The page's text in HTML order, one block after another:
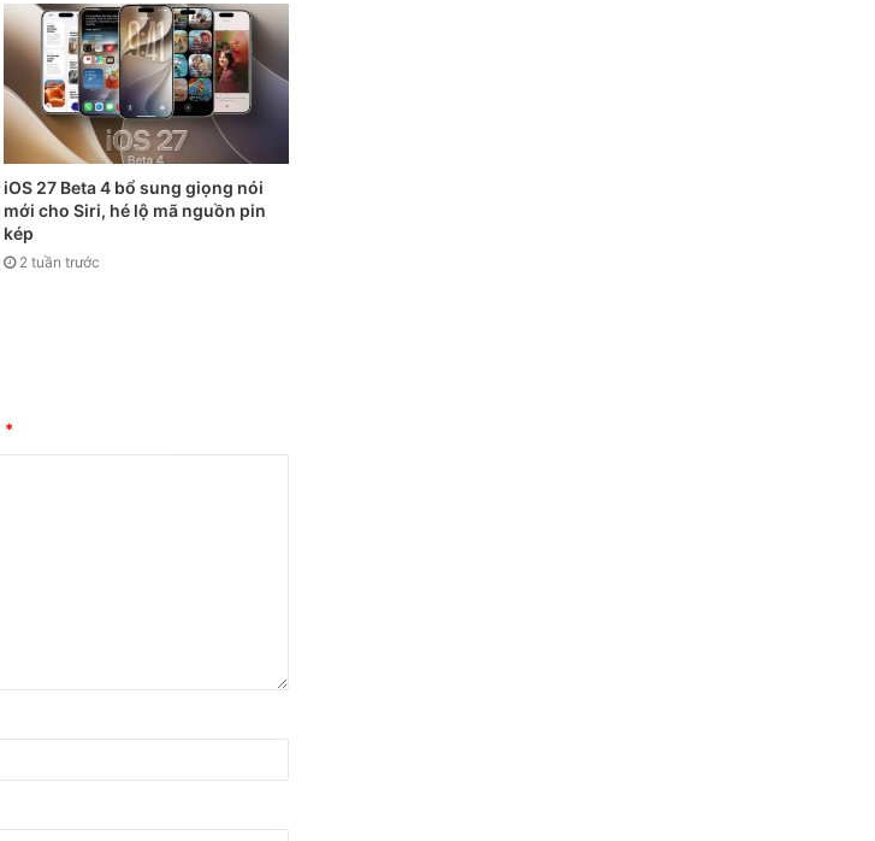
iOS 27 Beta 4 bổ sung giọng nói
mới cho Siri, hé lộ mã nguồn pin
kép
2 tuần trước
*